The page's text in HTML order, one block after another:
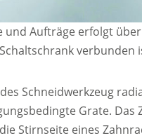
und Aufträge erfolgt
verbunden
Schneidwerkzeug
Grate. Das
Stirnseite eines